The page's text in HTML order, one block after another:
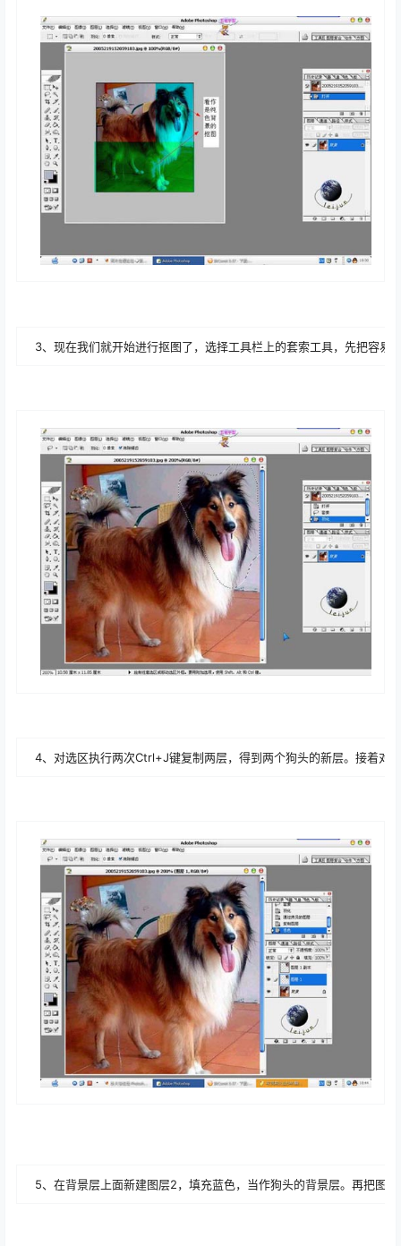
3、现在我们就开始进行抠图了，选择工具栏上的套索工具，先把容
4、对选区执行两次Ctrl+J键复制两层，得到两个狗头的新层。接着
5、在背景层上面新建图层2，填充蓝色，当作狗头的背景层。再把图